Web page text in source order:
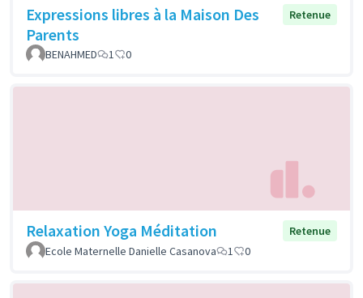
Expressions libres à la Maison Des
Parents
Retenue
BENAHMED 1 0
Relaxation Yoga Méditation
Retenue
Ecole Maternelle Danielle Casanova
1 0